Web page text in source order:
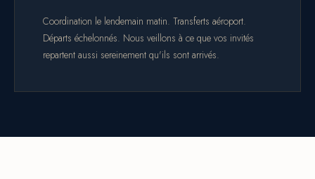
Coordination le lendemain matin. Transferts aéroport.
Départs échelonnés. Nous veillons à ce que vos invités
repartent aussi sereinement qu'ils sont arrivés.